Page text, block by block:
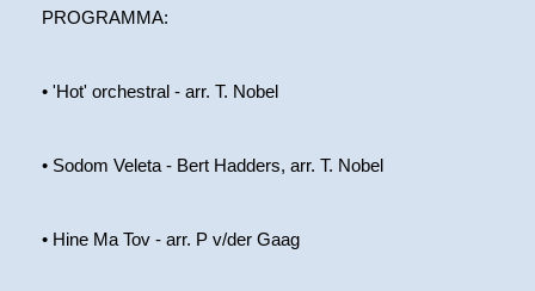
PROGRAMMA:
• 'Hot' orchestral - arr. T. Nobel
• Sodom Veleta - Bert Hadders, arr. T. Nobel
• Hine Ma Tov - arr. P v/der Gaag